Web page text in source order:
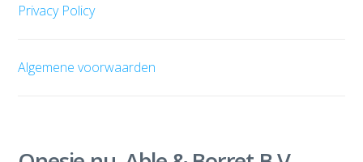
Privacy Policy
Algemene voorwaarden